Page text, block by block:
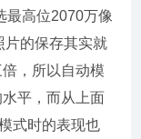
高位2070万像
片的保存其实就
，所以自动模
平，而从上面
式时的表现也